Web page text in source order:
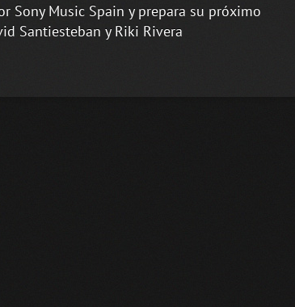
Sony Music Spain y prepara su próximo
Santiesteban y Riki Rivera